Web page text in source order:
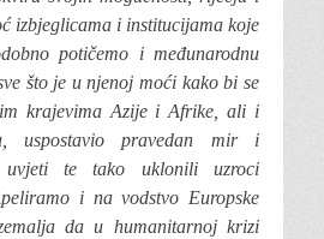
izbjeglicama i institucijama koje
potičemo i međunarodnu
što je u njenoj moći kako bi se
krajevima Azije i Afrike, ali i
uspostavio pravedan mir i
uvjeti te tako uklonili uzroci
i na vodstvo Europske
da u humanitarnoj krizi